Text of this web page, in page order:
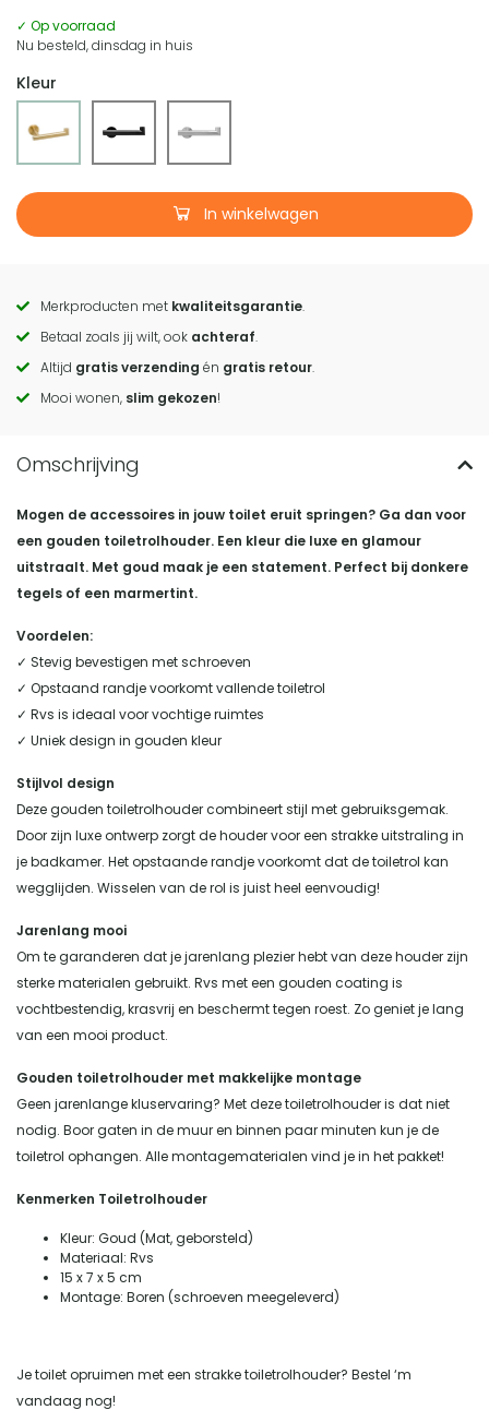
✓ Op voorraad
Nu besteld, dinsdag in huis
Kleur
In winkelwagen
Call
to
actions
Merkproducten met kwaliteitsgarantie.
Betaal zoals jij wilt, ook achteraf.
Altijd gratis verzending én gratis retour.
Mooi wonen, slim gekozen!
Mogen de accessoires in jouw toilet eruit springen? Ga dan voor
een gouden toiletrolhouder. Een kleur die luxe en glamour
uitstraalt. Met goud maak je een statement. Perfect bij donkere
tegels of een marmertint.
Voordelen:
✓ Stevig bevestigen met schroeven
✓ Opstaand randje voorkomt vallende toiletrol
✓ Rvs is ideaal voor vochtige ruimtes
✓ Uniek design in gouden kleur
Stijlvol design
Deze gouden toiletrolhouder combineert stijl met gebruiksgemak.
Door zijn luxe ontwerp zorgt de houder voor een strakke uitstraling in
je badkamer. Het opstaande randje voorkomt dat de toiletrol kan
wegglijden. Wisselen van de rol is juist heel eenvoudig!
Jarenlang mooi
Om te garanderen dat je jarenlang plezier hebt van deze houder zijn
sterke materialen gebruikt. Rvs met een gouden coating is
vochtbestendig, krasvrij en beschermt tegen roest. Zo geniet je lang
van een mooi product.
Gouden toiletrolhouder met makkelijke montage
Geen jarenlange kluservaring? Met deze toiletrolhouder is dat niet
nodig. Boor gaten in de muur en binnen paar minuten kun je de
toiletrol ophangen. Alle montagematerialen vind je in het pakket!
Kenmerken Toiletrolhouder
Kleur: Goud (Mat, geborsteld)
Materiaal: Rvs
15 x 7 x 5 cm
Montage: Boren (schroeven meegeleverd)
Je toilet opruimen met een strakke toiletrolhouder? Bestel ‘m
vandaag nog!